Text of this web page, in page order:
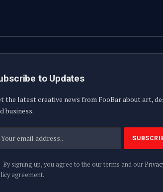
to Updates
the latest creative news from FooBar about art,
business.
By signing up, you agree to the our terms and our
agreement.